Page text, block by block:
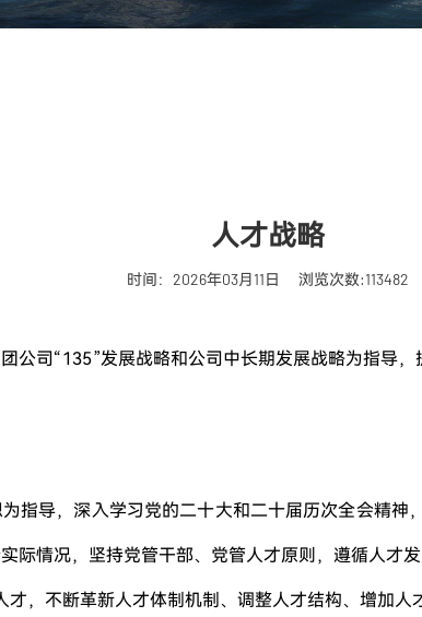
人才战略
时间：2026年03月11日 浏览次数:113482
公司“135”发展战略和公司中长期发展战略为指导
指导，深入学习党的二十大和二十届历次全会精
际情况，坚持党管干部、党管人才原则，遵循人才
，不断革新人才体制机制、调整人才结构、增加人